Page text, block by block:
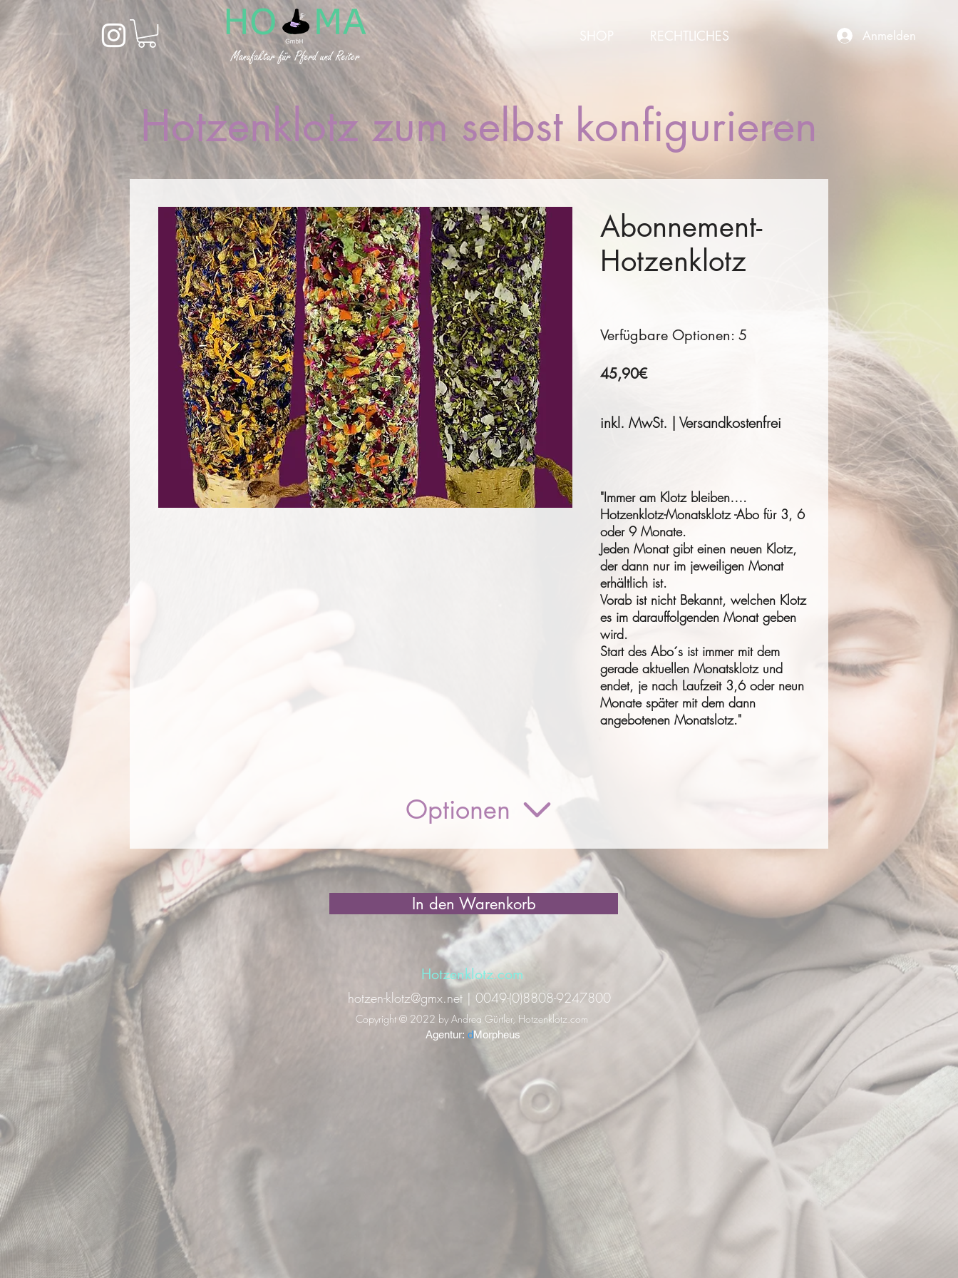
SHOP RECHTLICHES Anmelden
Hotzenklotz zum selbst konfigurieren
Abonnement-
Hotzenklotz
Verfügbare Optionen: 5
45,90€
inkl. MwSt. | Versandkostenfrei
"Immer am Klotz bleiben….
Hotzenklotz-Monatsklotz -Abo für 3, 6
oder 9 Monate.
Jeden Monat gibt einen neuen Klotz,
der dann nur im jeweiligen Monat
erhältlich ist.
Vorab ist nicht Bekannt, welchen Klotz
es im darauffolgenden Monat geben
wird.
Start des Abo´s ist immer mit dem
gerade aktuellen Monatsklotz und
endet, je nach Laufzeit 3,6 oder neun
Monate später mit dem dann
angebotenen Monatslotz."
Optionen
In den Warenkorb
Hotzenklotz.com
hotzen-klotz@gmx.net | 0049-(0)8808-9247800
Copyright © 2022 by Andrea Gürtler, Hotzenklotz.com
Agentur: dMorpheus